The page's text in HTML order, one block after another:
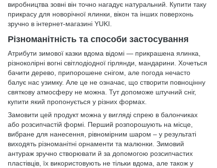
виробництва зовні він точно нагадує натуральний. Купити таку
прикрасу для новорічної ялинки, вікон та інших поверхонь
зручно в інтернет-магазині YUKI.
Різноманітність та способи застосування
Атрибути зимової казки вдома відомі — прикрашена ялинка,
різноколірні вогні світлодіодної гірлянди, мандарини. Хочеться
бачити дерево, припорошене снігом, але погода нечасто
балує нас узимку. Але це не означає, що створити повноцінну
святкову атмосферу не можна. Тут допоможе штучний сніг,
купити який пропонується у різних формах.
Замовити цей продукт можна у вигляді спрею в балончиках
або розсипчастій формі. Перший розпорошують на місце,
вибране для нанесення, рівномірним шаром – у результаті
виходять різноманітні орнаменти та малюнки. Зимовий
антураж зручно створювати й за допомогою розсипчастих
пластівців, їх використовують не тільки вдома, але також у